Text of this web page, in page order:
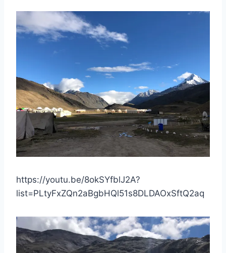
https://youtu.be/8okSYfblJ2A?
list=PLtyFxZQn2aBgbHQl51s8DLDAOxSftQ2aq